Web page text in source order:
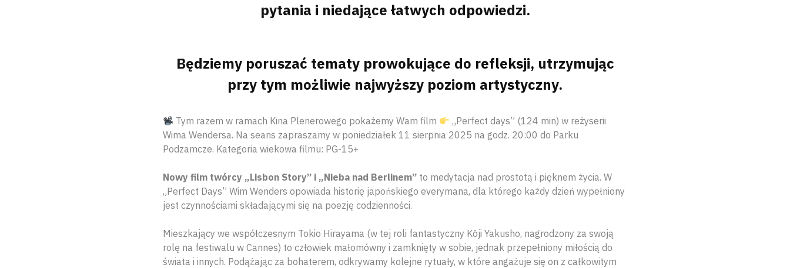
pytania i niedające łatwych odpowiedzi.
Będziemy poruszać tematy prowokujące do refleksji, utrzymując
przy tym możliwie najwyższy poziom artystyczny.
Tym razem w ramach Kina Plenerowego pokażemy Wam film
„Perfect days” (124 min) w reżyserii
Wima Wendersa. Na seans zapraszamy w poniedziałek 11 sierpnia 2025 na godz. 20:00 do Parku
Podzamcze. Kategoria wiekowa filmu: PG-15+
Nowy film twórcy „Lisbon Story” i „Nieba nad Berlinem” to medytacja nad prostotą i pięknem życia. W
„Perfect Days” Wim Wenders opowiada historię japońskiego everymana, dla którego każdy dzień wypełniony
jest czynnościami składającymi się na poezję codzienności.
Mieszkający we współczesnym Tokio Hirayama (w tej roli fantastyczny Kōji Yakusho, nagrodzony za swoją
rolę na festiwalu w Cannes) to człowiek małomówny i zamknięty w sobie, jednak przepełniony miłością do
świata i innych. Podążając za bohaterem, odkrywamy kolejne rytuały, w które angażuje się on z całkowitym